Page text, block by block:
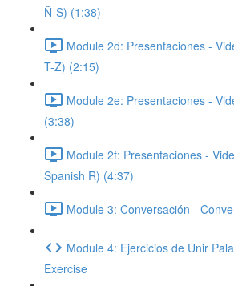
Ñ-S) (1:38)
Module 2d: Presentaciones -
T-Z) (2:15)
Module 2e: Presentaciones -
(3:38)
Module 2f: Presentaciones -
Spanish R) (4:37)
Module 3: Conversación -
Module 4: Ejercicios de Unir
Exercise